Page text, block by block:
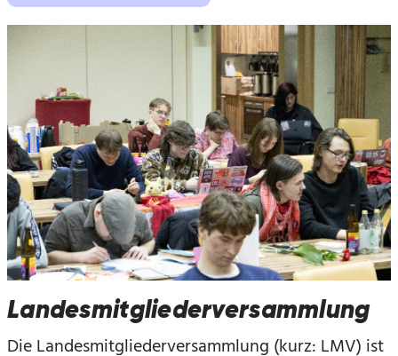
Landesmitgliederversammlung
Die Landesmitgliederversammlung (kurz: LMV) ist